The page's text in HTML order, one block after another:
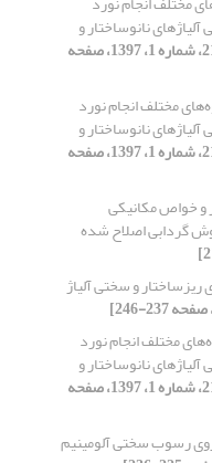
نانوساختار و
[دوره 21، شماره 1، 1397، صفحه
مختلف انجام نورد
نانوساختار و
[دوره 21، شماره 1، 1397، صفحه
و خواص مکانیکی
و سختی آلیاژ
مختلف انجام نورد
نانوساختار و
[دوره 21، شماره 1، 1397، صفحه
رسوب سختی آلومینیم